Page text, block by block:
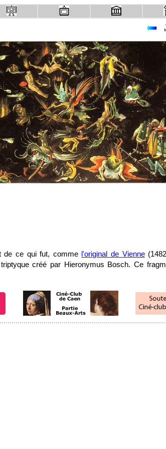
de ce qui fut, comme l'original de Vienne
créé par Hieronymus Bosch. Ce